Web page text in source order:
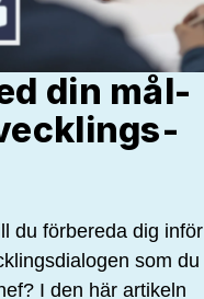
din mål-
du förbereda dig inför
som du
I den här artikeln